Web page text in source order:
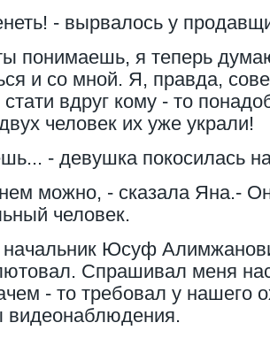
- вырвалось у
понимаешь, я теперь
и со мной. Я, правда,
стати вдруг кому - то
человек их уже украли!
- девушка покосилась
можно, - сказала Яна.-
человек.
Юсуф
Спрашивал меня
- то требовал у нашего
видеонаблюдения.